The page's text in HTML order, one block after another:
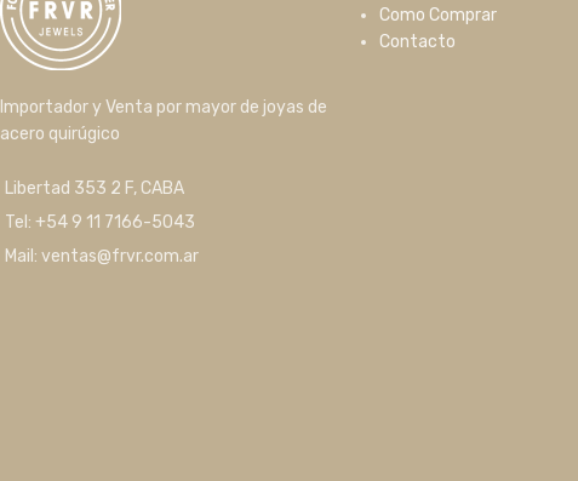
Importador y Venta por mayor de joyas de
acero quirúgico
Libertad 353 2 F, CABA
Tel: +54 9 11 7166-5043
Mail: ventas@frvr.com.ar
Como Comprar
Contacto